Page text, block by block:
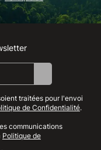
traitées pour l'envoi
de Confidentialité.
communications
Politique de